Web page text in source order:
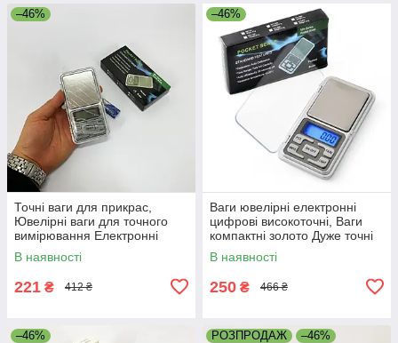
–46%
Точні ваги для прикрас,
Ювелірні ваги для точного
вимірювання Електронні
ювелірних майстерень OA-16
В наявності
221 ₴ 412 ₴
–46%
Ваги ювелірні електронні
цифрові високоточні, Ваги
компактні золото Дуже точні
RO-74
В наявності
250 ₴ 466 ₴
–46% РОЗПРОДАЖ –46%